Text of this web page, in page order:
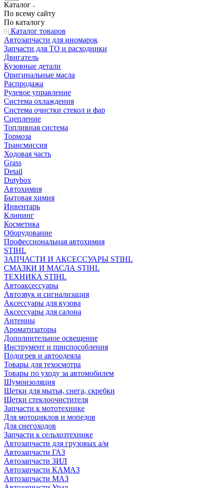
Каталог
По всему сайту
По каталогу
Каталог товаров
Автозапчасти для иномарок
Запчасти для ТО и расходники
Двигатель
Кузовные детали
Оригинальные масла
Распродажа
Рулевое управление
Система охлаждения
Система очистки стекол и фар
Сцепление
Топливная система
Тормоза
Трансмиссия
Ходовая часть
Grass
Detail
Dutybox
Автохимия
Бытовая химия
Инвентарь
Клининг
Косметика
Оборудование
Профессиональная автохимия
STIHL
ЗАПЧАСТИ И АКСЕССУАРЫ STIHL
СМАЗКИ И МАСЛА STIHL
ТЕХНИКА STIHL
Автоаксессуары
Автозвук и сигнализация
Аксессуары для кузова
Аксессуары для салона
Антенны
Ароматизаторы
Дополнительное освещение
Инструмент и приспособления
Подогрев и автоодеяла
Товары для техосмотра
Товары по уходу за автомобилем
Шумоизоляция
Щетки для мытья, снега, скребки
Щетки стеклоочистителя
Запчасти к мототехнике
Для мотоциклов и мопедов
Для снегоходов
Запчасти к сельхозтехнике
Автозапчасти для грузовых а/м
Автозапчасти ГАЗ
Автозапчасти ЗИЛ
Автозапчасти КАМАЗ
Автозапчасти МАЗ